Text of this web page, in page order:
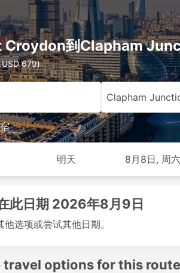
Croydon到Clapham
679)
Clapham
明天 8月8日, 周六
此日期 2026年8月9日
选项或尝试其他日期。
options for this route